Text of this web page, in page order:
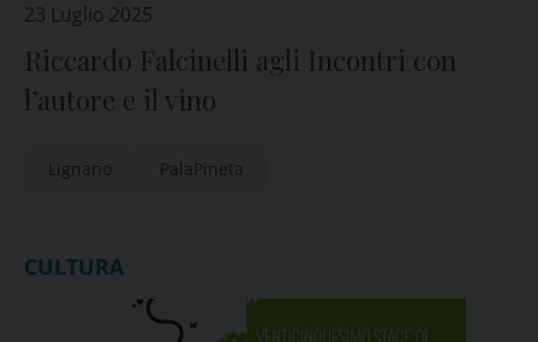
23 Luglio 2025
Riccardo Falcinelli agli Incontri con
l’autore e il vino
Lignano PalaPineta
CULTURA